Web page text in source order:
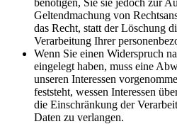
Geltendmachung von
das Recht, statt der Löschung
Verarbeitung Ihrer
Wenn Sie einen Widerspruch
eingelegt haben, muss eine
unseren Interessen
feststeht, wessen Interessen
die Einschränkung der
Daten zu verlangen.